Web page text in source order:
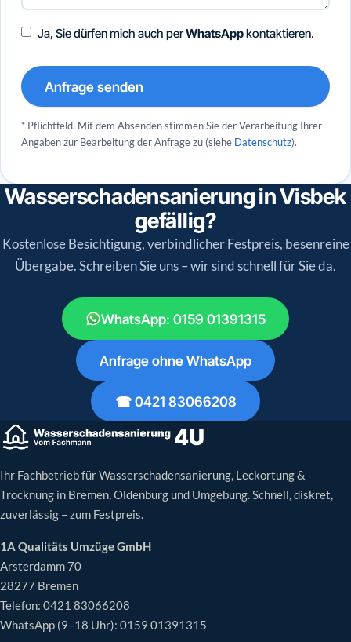
Ja, Sie dürfen mich auch perWhatsAppkontaktieren.
Anfrage senden
* Pflichtfeld. Mit dem Absenden stimmen Sie der Verarbeitung Ihrer
Angaben zur Bearbeitung der Anfrage zu (siehe Datenschutz).
Wasserschadensanierung in Visbek
gefällig?
Kostenlose Besichtigung, verbindlicher Festpreis, besenreine
Übergabe. Schreiben Sie uns – wir sind schnell für Sie da.
WhatsApp: 0159 01391315
Anfrage ohne WhatsApp
☎ 0421 83066208
Ihr Fachbetrieb für Wasserschadensanierung, Leckortung &
Trocknung in Bremen, Oldenburg und Umgebung. Schnell, diskret,
zuverlässig – zum Festpreis.
1A Qualitäts Umzüge GmbH
Arsterdamm 70
28277 Bremen
Telefon: 0421 83066208
WhatsApp (9–18 Uhr): 0159 01391315